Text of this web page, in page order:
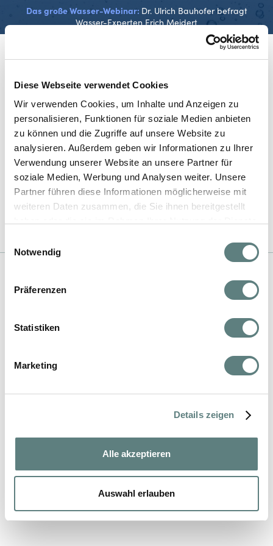
Diese Webseite verwendet Cookies
Wir verwenden Cookies, um Inhalte und Anzeigen zu
personalisieren, Funktionen für soziale Medien anbieten
zu können und die Zugriffe auf unsere Website zu
analysieren. Außerdem geben wir Informationen zu Ihrer
Verwendung unserer Website an unsere Partner für
soziale Medien, Werbung und Analysen weiter. Unsere
Partner führen diese Informationen möglicherweise mit
weiteren Daten zusammen, die Sie ihnen bereitgestellt
Notwendig
Präferenzen
Statistiken
Marketing
Details zeigen
Alle akzeptieren
Auswahl erlauben
Das große Wasser-Webinar: Dr. Ulrich Bauhofer befragt
Wasser-Experten Erich Meidert
Danke für Ihr Interesse. Das
Angebot ist leider abgelaufen.
© 2026 Holistic House GmbH